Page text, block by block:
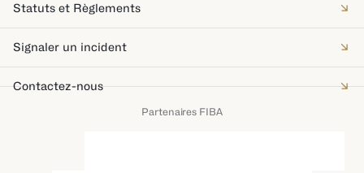
Statuts et Règlements
Signaler un incident
Contactez-nous
Partenaires FIBA